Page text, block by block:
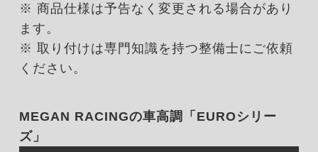
※ 商品仕様は予告なく変更される場合があり
ます。
※ 取り付けは専門知識を持つ整備士にご依頼
ください。
MEGAN RACINGの車高調「EUROシリー
ズ」